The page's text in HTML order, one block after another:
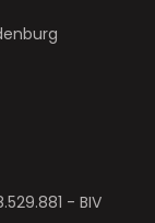
- BIV